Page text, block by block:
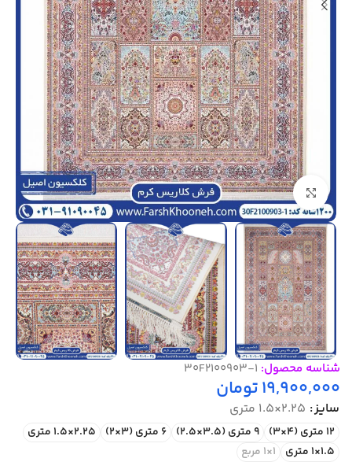
بزرگنمایی تصویر
شناسه محصول: 30F2100903-1
19,900,000تومان
سایز 2.25×1.5 متری
12 متری (4×3) 9 متری (3.5×2.5) 6 متری (3×2)
2.25×1.5 متری
1.5×1 متری
1×1 مربع